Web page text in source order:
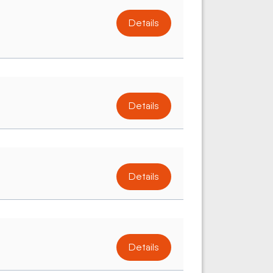
Details
Details
Details
Details